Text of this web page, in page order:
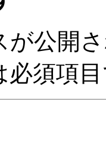
が公開
必須項